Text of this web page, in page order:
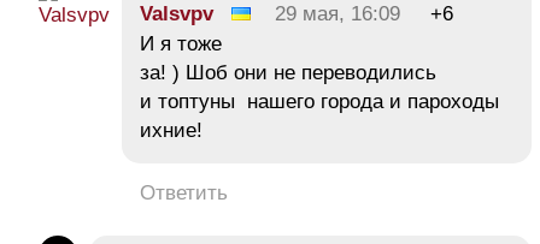
Valsvpv 29 мая, 16:09
+6
И я тоже
за! ) Шоб они не переводились
и топтуны нашего города и пароходы
ихние!
Ответить